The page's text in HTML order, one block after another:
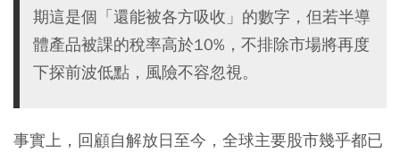
期這是個「還能被各方吸收」的數字，但若半導
體產品被課的稅率高於10%，不排除市場將再度
下探前波低點，風險不容忽視。
事實上，回顧自解放日至今，全球主要股市幾乎都已